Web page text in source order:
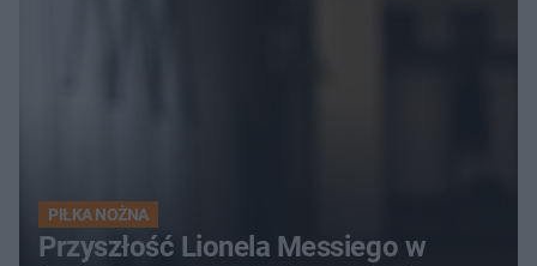
PIŁKA NOŻNA
Przyszłość Lionela Messiego w